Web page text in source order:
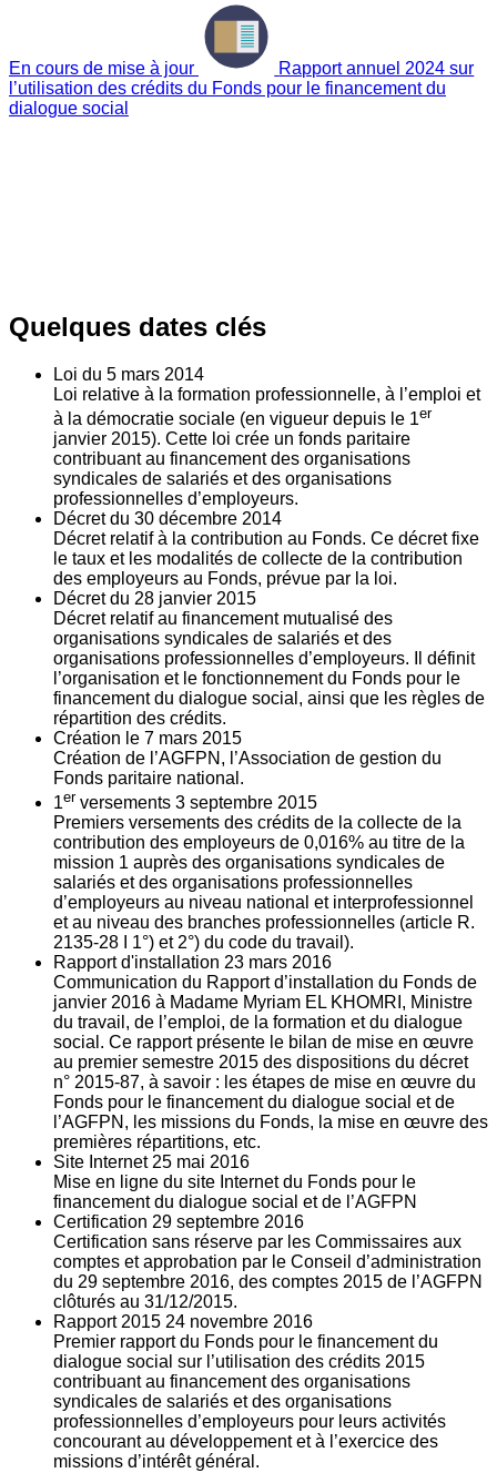
En cours de mise à jour
Rapport annuel 2024 sur
l’utilisation des crédits du Fonds pour le financement du
dialogue social
Quelques dates clés
Loi du 5 mars 2014
Loi relative à la formation professionnelle, à l’emploi et
à la démocratie sociale (en vigueur depuis le 1er
janvier 2015). Cette loi crée un fonds paritaire
contribuant au financement des organisations
syndicales de salariés et des organisations
professionnelles d’employeurs.
Décret du 30 décembre 2014
Décret relatif à la contribution au Fonds. Ce décret fixe
le taux et les modalités de collecte de la contribution
des employeurs au Fonds, prévue par la loi.
Décret du 28 janvier 2015
Décret relatif au financement mutualisé des
organisations syndicales de salariés et des
organisations professionnelles d’employeurs. Il définit
l’organisation et le fonctionnement du Fonds pour le
financement du dialogue social, ainsi que les règles de
répartition des crédits.
Création le 7 mars 2015
Création de l’AGFPN, l’Association de gestion du
Fonds paritaire national.
1er versements 3 septembre 2015
Premiers versements des crédits de la collecte de la
contribution des employeurs de 0,016% au titre de la
mission 1 auprès des organisations syndicales de
salariés et des organisations professionnelles
d’employeurs au niveau national et interprofessionnel
et au niveau des branches professionnelles (article R.
2135‐28 I 1°) et 2°) du code du travail).
Rapport d'installation 23 mars 2016
Communication du Rapport d’installation du Fonds de
janvier 2016 à Madame Myriam EL KHOMRI, Ministre
du travail, de l’emploi, de la formation et du dialogue
social. Ce rapport présente le bilan de mise en œuvre
au premier semestre 2015 des dispositions du décret
n° 2015-87, à savoir : les étapes de mise en œuvre du
Fonds pour le financement du dialogue social et de
l’AGFPN, les missions du Fonds, la mise en œuvre des
premières répartitions, etc.
Site Internet 25 mai 2016
Mise en ligne du site Internet du Fonds pour le
financement du dialogue social et de l’AGFPN
Certification 29 septembre 2016
Certification sans réserve par les Commissaires aux
comptes et approbation par le Conseil d’administration
du 29 septembre 2016, des comptes 2015 de l’AGFPN
clôturés au 31/12/2015.
Rapport 2015 24 novembre 2016
Premier rapport du Fonds pour le financement du
dialogue social sur l’utilisation des crédits 2015
contribuant au financement des organisations
syndicales de salariés et des organisations
professionnelles d’employeurs pour leurs activités
concourant au développement et à l’exercice des
missions d’intérêt général.